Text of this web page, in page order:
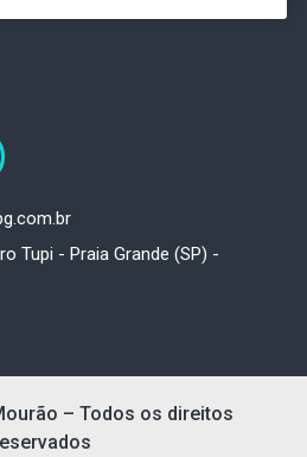
Tupi - Praia Grande (SP) -
– Todos os direitos